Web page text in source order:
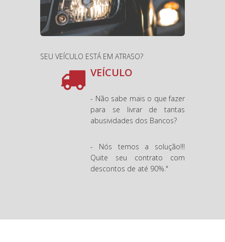
SEU VEÍCULO ESTÁ EM ATRASO?
VEÍCULO
- Não sabe mais o que fazer
para se livrar de tantas
abusividades dos Bancos?
- Nós temos a solução!!!
Quite seu contrato com
descontos de até 90%."